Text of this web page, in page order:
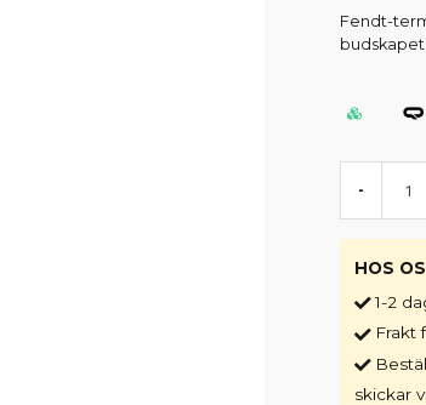
Fendt-
-
HOS
1-2
Frakt
skickar